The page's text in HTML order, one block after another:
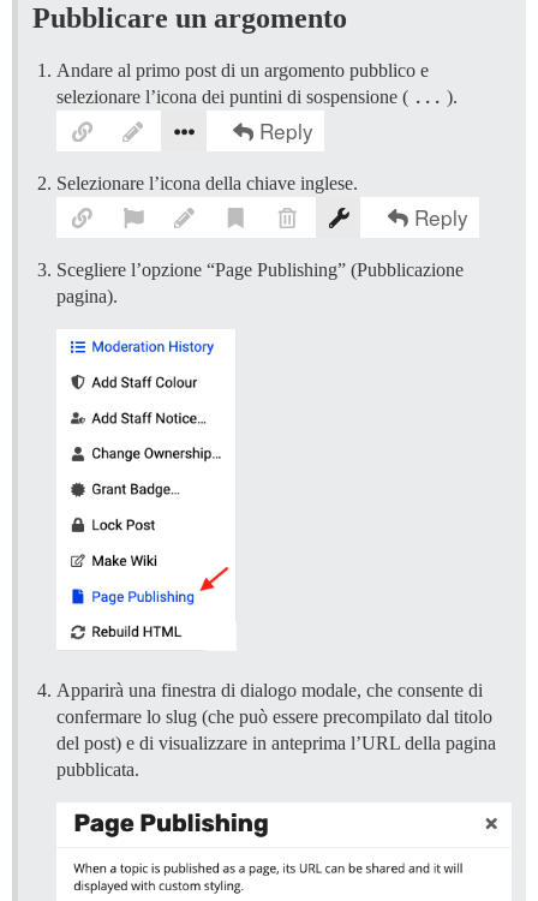
Pubblicare un argomento
Andare al primo post di un argomento pubblico e
selezionare l’icona dei puntini di sospensione ( ... ).
Selezionare l’icona della chiave inglese.
Scegliere l’opzione “Page Publishing” (Pubblicazione
pagina).
Apparirà una finestra di dialogo modale, che consente di
confermare lo slug (che può essere precompilato dal titolo
del post) e di visualizzare in anteprima l’URL della pagina
pubblicata.